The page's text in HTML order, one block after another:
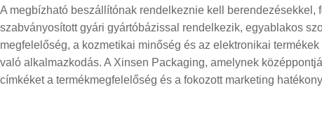
A megbízható beszállítónak rendelkeznie kell
szabványosított gyári gyártóbázissal rendelkezik, egyablakos
megfelelőség, a kozmetikai minőség és az elektronikai
való alkalmazkodás. A Xinsen Packaging, amelynek
címkéket a termékmegfelelőség és a fokozott marketing